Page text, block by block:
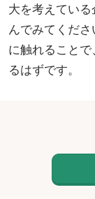
大を考えてい
んでみてくだ
に触れること
るはずです。